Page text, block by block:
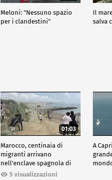
Meloni: "Nessuno spazio
per i clandestini"
Il
salva
01:03
Marocco, centinaia di
migranti arrivano
nell'enclave spagnola di
Ceuta5 visualizzazioni
A